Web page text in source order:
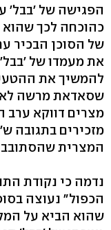
כהוכחה לכך שהוא
של הסוכן הבכיר
את מעמדו של
להמשיך את
שסאדאת מרשה
מצרים דווקא ערב
מזכירים בתגובה
המצרית
נדמה כי נקודת
הכפול" נעוצה
שהוא הביא על